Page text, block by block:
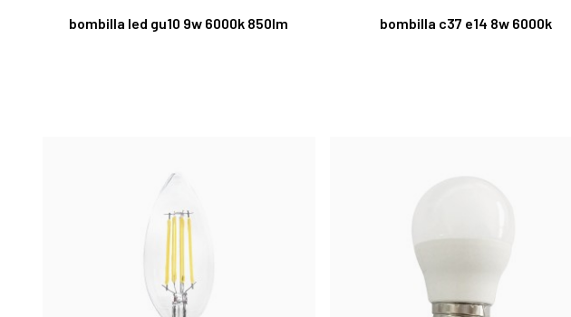
bombilla led gu10 9w 6000k 850lm bombilla c37 e14 8w 6000k